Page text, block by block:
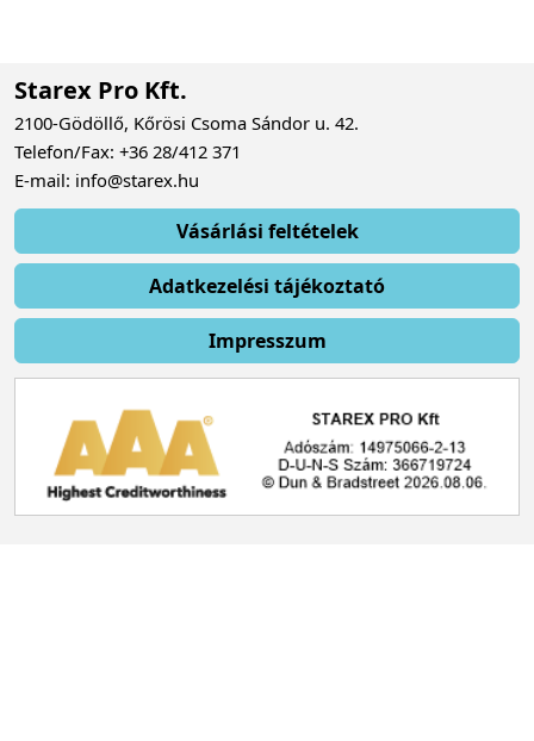
Starex Pro Kft.
2100-Gödöllő, Kőrösi Csoma Sándor u. 42.
Telefon/Fax: +36 28/412 371
E-mail: info@starex.hu
Vásárlási feltételek
Adatkezelési tájékoztató
Impresszum